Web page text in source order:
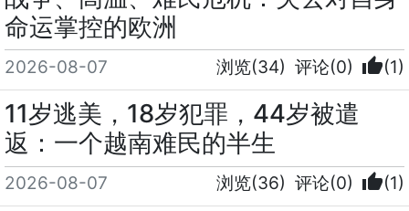
命运掌控的欧洲
2026-08-07 浏览(34) 评论(0) thumb_up(1)
11岁逃美，18岁犯罪，44岁被遣
返：一个越南难民的半生
2026-08-07 浏览(36) 评论(0) thumb_up(1)